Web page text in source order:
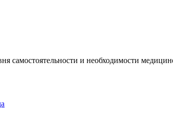
самостоятельности и необходимости